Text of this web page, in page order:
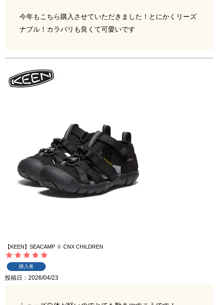
今年もこちら購入させていただきました！とにかくリーズ
ナブル！カラバリも良くて可愛いです
【KEEN】SEACAMP Ⅱ CNX CHILDREN
購入者
投稿日 2026/04/23